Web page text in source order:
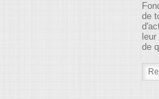
de
de